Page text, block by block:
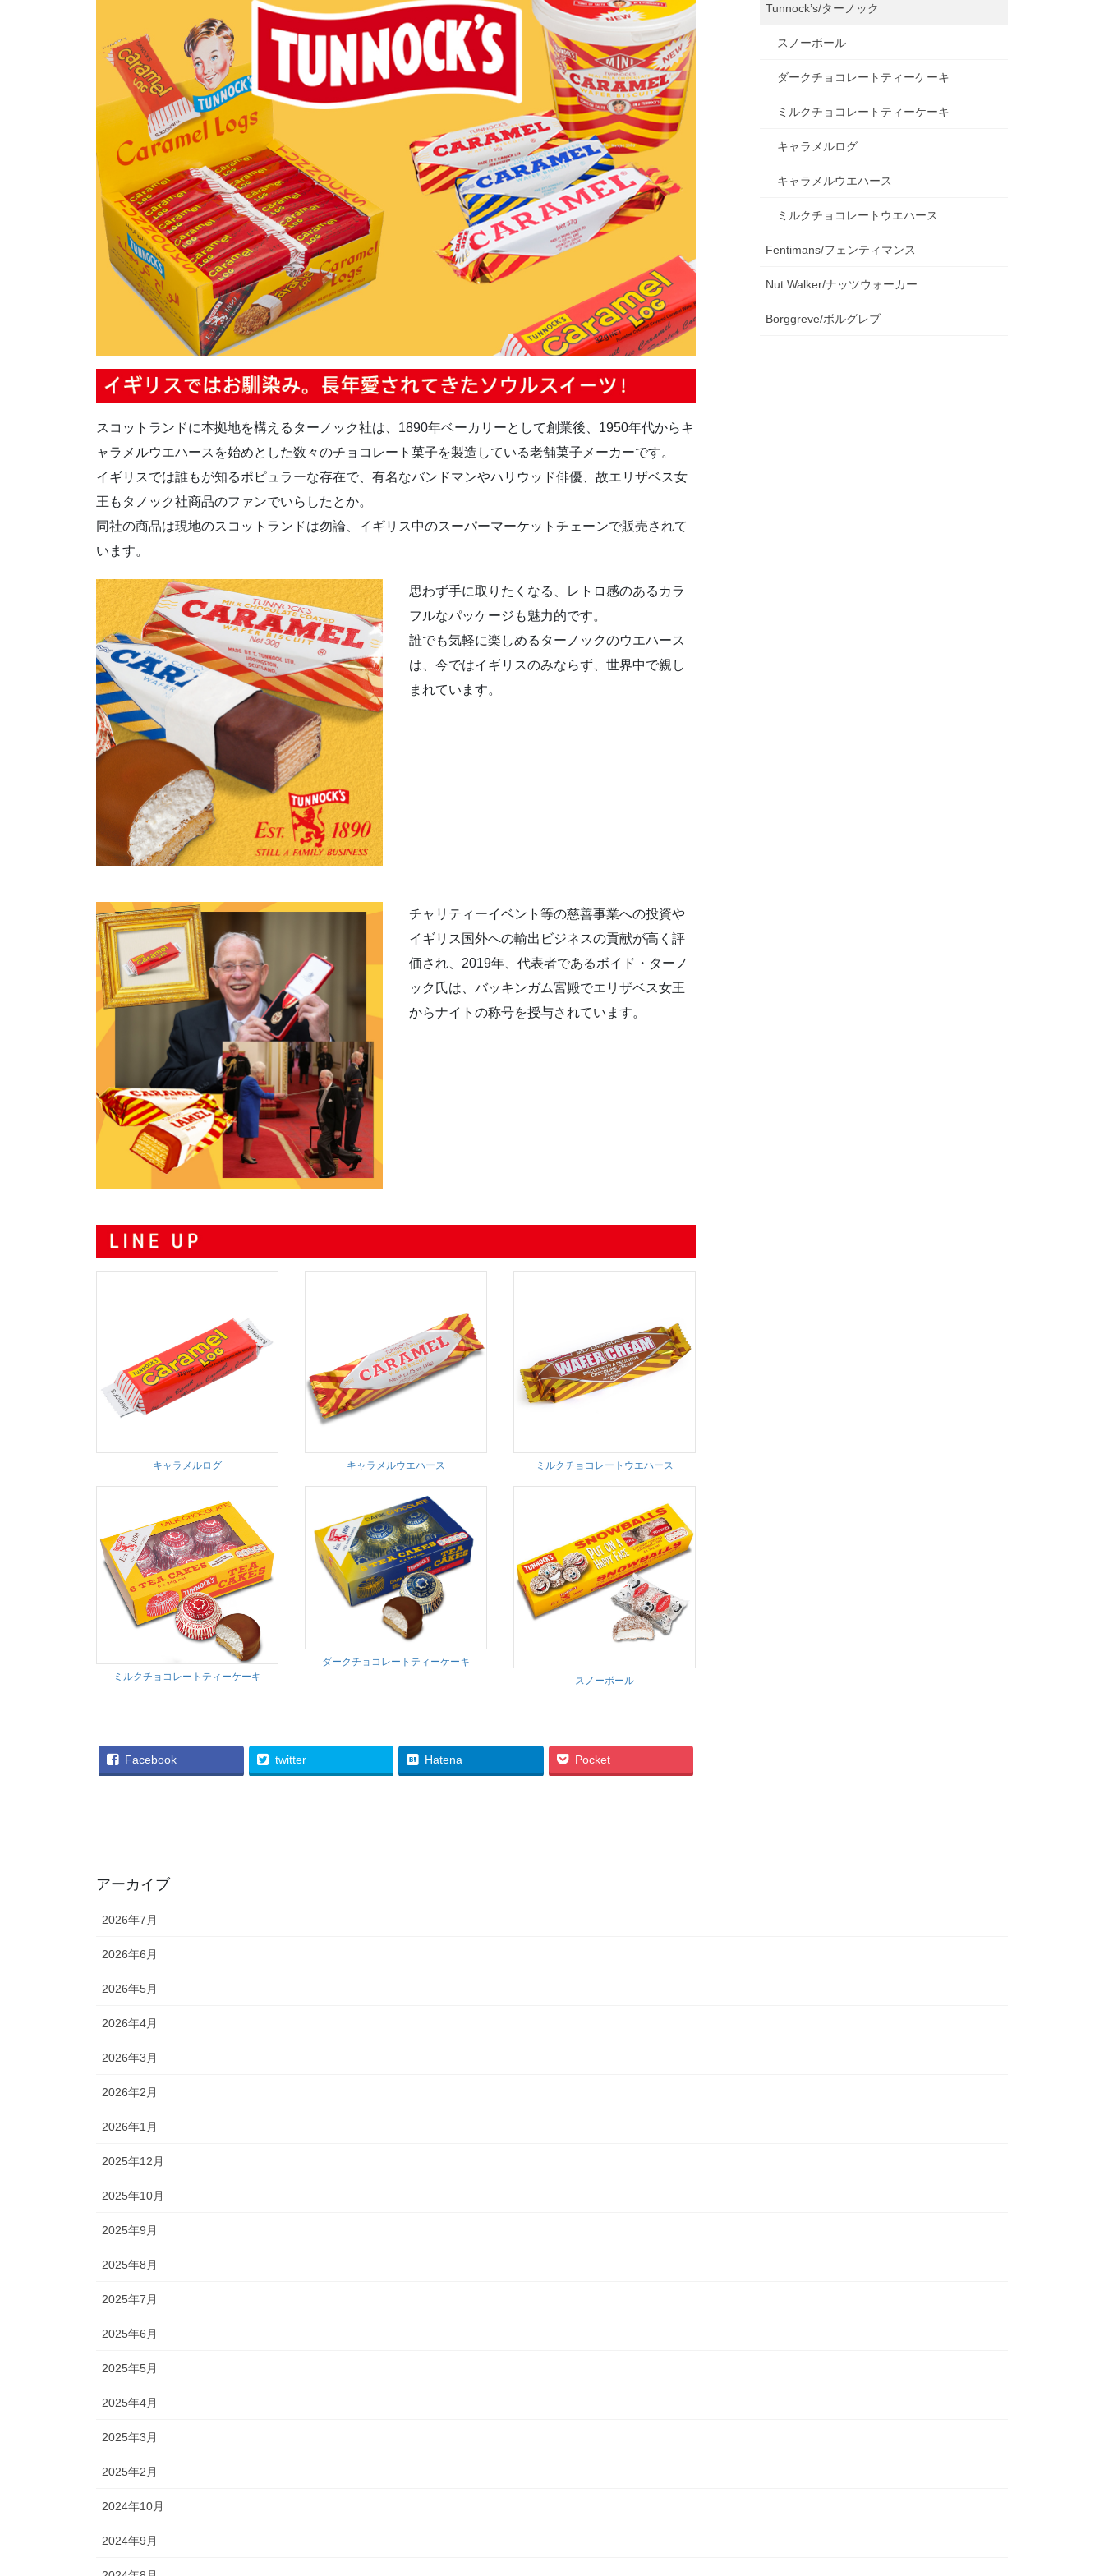
スコットランドに本拠地を構えるターノック社は、1890年ベーカリーとして創業後、1950年代からキ
ャラメルウエハースを始めとした数々のチョコレート菓子を製造している老舗菓子メーカーです。
イギリスでは誰もが知るポピュラーな存在で、有名なバンドマンやハリウッド俳優、故エリザベス女
王もタノック社商品のファンでいらしたとか。
同社の商品は現地のスコットランドは勿論、イギリス中のスーパーマーケットチェーンで販売されて
います。
思わず手に取りたくなる、レトロ感のあるカラ
フルなパッケージも魅力的です。
誰でも気軽に楽しめるターノックのウエハース
は、今ではイギリスのみならず、世界中で親し
まれています。
チャリティーイベント等の慈善事業への投資や
イギリス国外への輸出ビジネスの貢献が高く評
価され、2019年、代表者であるボイド・ターノ
ック氏は、バッキンガム宮殿でエリザベス女王
からナイトの称号を授与されています。
キャラメルログ
ミルクチョコレートティーケーキ
キャラメルウエハース
ダークチョコレートティーケーキ
ミルクチョコレートウエハース
スノーボール
Facebook twitter Hatena Pocket
Tunnock’s/ターノック
スノーボール
ダークチョコレートティーケーキ
ミルクチョコレートティーケーキ
キャラメルログ
キャラメルウエハース
ミルクチョコレートウエハース
Fentimans/フェンティマンス
Nut Walker/ナッツウォーカー
Borggreve/ボルグレブ
アーカイブ
2026年7月
2026年6月
2026年5月
2026年4月
2026年3月
2026年2月
2026年1月
2025年12月
2025年10月
2025年9月
2025年8月
2025年7月
2025年6月
2025年5月
2025年4月
2025年3月
2025年2月
2024年10月
2024年9月